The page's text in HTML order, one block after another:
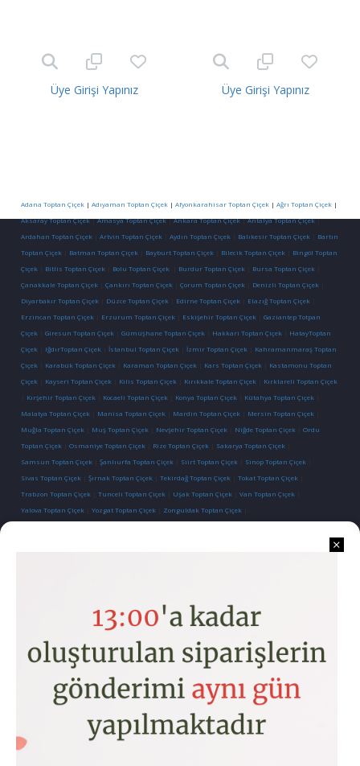
Üye Girişi Yapınız Üye Girişi Yapınız
Adana Toptan Çiçek |Adıyaman Toptan Çiçek |Afyonkarahisar Toptan Çiçek |Ağrı Toptan Çiçek |
Aksaray Toptan Çiçek|Amasya Toptan Çiçek|Ankara Toptan Çiçek|Antalya Toptan Çiçek|
Ardahan Toptan Çiçek
|Artvin Toptan Çiçek |Aydın Toptan Çiçek Balıkesir Toptan Çiçek
Bartın
Toptan Çiçek
Batman Toptan Çiçek Bayburt Toptan Çiçek Bilecik Toptan Çiçek
Bingöl Toptan
Çiçek
Bitlis Toptan Çiçek Bolu Toptan Çiçek Burdur Toptan Çiçek Bursa Toptan Çiçek
Çanakkale Toptan Çiçek
|Çankırı Toptan Çiçek |Çorum Toptan Çiçek Denizli Toptan Çiçek
Diyarbakır Toptan Çiçek
Düzce Toptan Çiçek Edirne Toptan Çiçek Elazığ Toptan Çiçek
Erzincan Toptan Çiçek
Erzurum Toptan Çiçek Eskişehir Toptan Çiçek |Gaziantep Totpan
Çiçek
|Giresun Toptan Çiçek |Gümüşhane Toptan Çiçek Hakkari Toptan Çiçek
HatayToptan
Çiçek
IğdırToptan Çiçek İstanbul Toptan Çiçek İzmir Toptan Çiçek
Kahramanmaraş Toptan
Çiçek
Karabük Toptan Çiçek Karaman Toptan Çiçek Kars Toptan Çiçek
Kastamonu Toptan
Çiçek
Kayseri Toptan Çiçek Kilis Toptan Çiçek Kırıkkale Toptan Çiçek
Kırklareli Toptan Çiçek
Kırşehir Toptan Çiçek Kocaeli Toptan Çiçek Konya Toptan Çiçek Kütahya Toptan Çiçek
Malatya Toptan Çiçek
Manisa Toptan Çiçek Mardin Toptan Çiçek Mersin Toptan Çiçek
Muğla Toptan Çiçek
Muş Toptan Çiçek Nevşehir Toptan Çiçek Niğde Toptan Çiçek |Ordu
Toptan Çiçek
|Osmaniye Toptan Çiçek Rize Toptan Çiçek Sakarya Toptan Çiçek
Samsun Toptan Çiçek
|Şanlıurfa Toptan Çiçek Siirt Toptan Çiçek Sinop Toptan Çiçek
Sivas Toptan Çiçek
|Şırnak Toptan Çiçek |Tekirdağ Toptan Çiçek |Tokat Toptan Çiçek
Trabzon Toptan Çiçek
|Tunceli Toptan Çiçek Uşak Toptan Çiçek |Van Toptan Çiçek
Yalova Toptan Çiçek
|Yozgat Toptan Çiçek Zonguldak Toptan Çiçek
Kategoriler
Hesabım